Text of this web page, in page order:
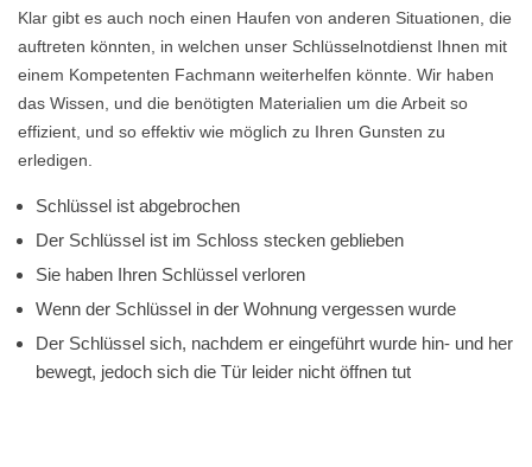
Klar gibt es auch noch einen Haufen von anderen Situationen, die
auftreten könnten, in welchen unser Schlüsselnotdienst Ihnen mit
einem Kompetenten Fachmann weiterhelfen könnte. Wir haben
das Wissen, und die benötigten Materialien um die Arbeit so
effizient, und so effektiv wie möglich zu Ihren Gunsten zu
erledigen.
Schlüssel ist abgebrochen
Der Schlüssel ist im Schloss stecken geblieben
Sie haben Ihren Schlüssel verloren
Wenn der Schlüssel in der Wohnung vergessen wurde
Der Schlüssel sich, nachdem er eingeführt wurde hin- und her
bewegt, jedoch sich die Tür leider nicht öffnen tut